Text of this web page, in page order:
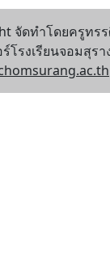
จัดทำโดยครูทร
โรงเรียนจอมสุร